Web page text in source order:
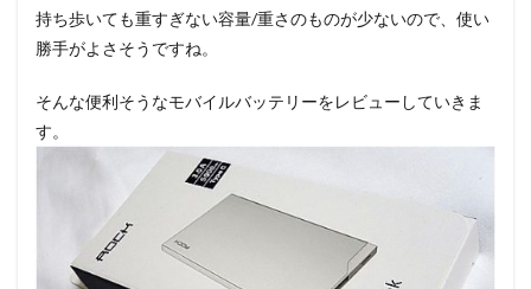
持ち歩いても重すぎない容量/重さのものが少ないので、使い
勝手がよさそうですね。
そんな便利そうなモバイルバッテリーをレビューしていきま
す。